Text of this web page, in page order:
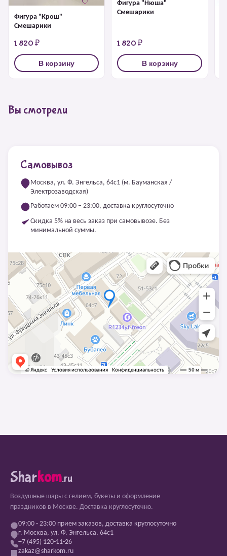
Фигура "Крош"
Смешарики
1 820 ₽
В корзину
Фигура "Нюша"
Смешарики
1 820 ₽
В корзину
Вы смотрели
Самовывоз
Москва, ул. Ф. Энгельса, 64с1 (м. Бауманская /
Электрозаводская)
Работаем 09:00 – 23:00, доставка круглосуточно
Скидка 5% на весь заказ при самовывозе. Без
минимальной суммы.
Sharkom.ru
Воздушные шары с гелием, букеты и оформление
праздников в Москве. Доставка круглосуточно.
09:00 - 23:00 прием заказов, доставка круглосуточно
г. Москва, ул. Ф. Энгельса, 64с1
+7 (495) 120-11-26
zakaz@sharkom.ru